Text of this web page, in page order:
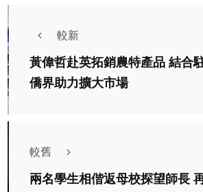
較新
黃偉哲赴英拓銷農特產品 結合
僑界助力擴大市場
較舊
兩名學生相偕返母校探望師長